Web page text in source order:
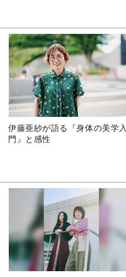
伊藤亜紗が語る『身体の美学入
門』と感性